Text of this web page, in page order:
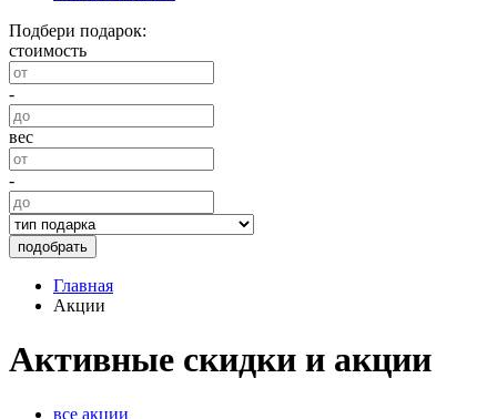
Подбери подарок:
стоимость
-
вес
-
подобрать
Главная
Акции
Активные скидки и акции
все акции